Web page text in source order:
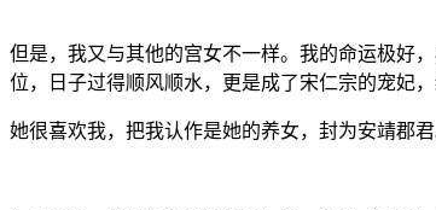
但是，我又与其他的宫女不一样。我的命运极好
位，日子过得顺风顺水，更是成了宋仁宗的宠妃
她很喜欢我，把我认作是她的养女，封为安靖郡君